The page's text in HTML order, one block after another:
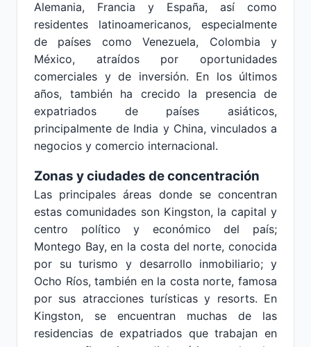
Alemania, Francia y España, así como
residentes latinoamericanos, especialmente
de países como Venezuela, Colombia y
México, atraídos por oportunidades
comerciales y de inversión. En los últimos
años, también ha crecido la presencia de
expatriados de países asiáticos,
principalmente de India y China, vinculados a
negocios y comercio internacional.
Zonas y ciudades de concentración
Las principales áreas donde se concentran
estas comunidades son Kingston, la capital y
centro político y económico del país;
Montego Bay, en la costa del norte, conocida
por su turismo y desarrollo inmobiliario; y
Ocho Ríos, también en la costa norte, famosa
por sus atracciones turísticas y resorts. En
Kingston, se encuentran muchas de las
residencias de expatriados que trabajan en